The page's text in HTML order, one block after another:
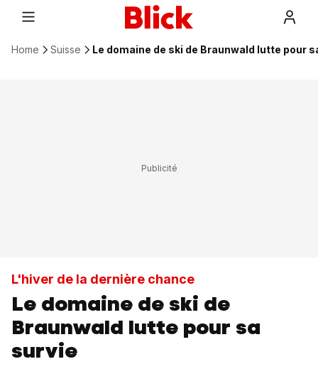
Home Suisse Le domaine de ski de Braunwald lutte pour
L'hiver de la dernière chance
Le domaine de ski de
Braunwald lutte pour sa
survie